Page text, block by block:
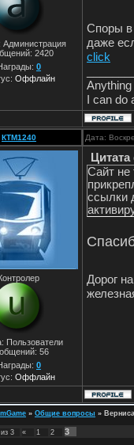
Администрация
2420
0
Оффлайн
Споры в
даже
click
I can do
КТМ1240 Дата:
Контролер
Пользователи
56
0
Оффлайн
Цитата
Сайт не
ссылки
Дорог
» Общие вопросы »
из 3 « 1 2 3